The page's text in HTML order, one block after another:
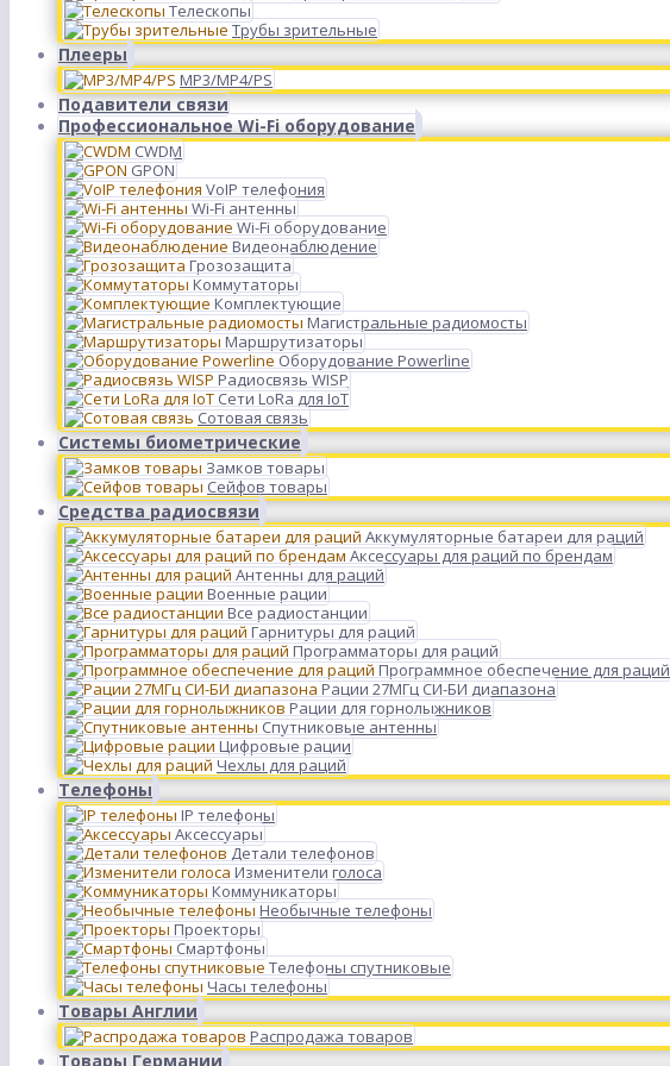
Телескопы
Трубы зрительные
Плееры
MP3/MP4/PS
Подавители связи
Профессиональное Wi-Fi оборудование
CWDM
GPON
VoIP телефония
Wi-Fi антенны
Wi-Fi оборудование
Видеонаблюдение
Грозозащита
Коммутаторы
Комплектующие
Магистральные радиомосты
Маршрутизаторы
Оборудование Powerline
Радиосвязь WISP
Сети LoRa для IoT
Сотовая связь
Системы биометрические
Замков товары
Сейфов товары
Средства радиосвязи
Аккумуляторные батареи для раций
Аксессуары для раций по брендам
Антенны для раций
Военные рации
Все радиостанции
Гарнитуры для раций
Программаторы для раций
Программное обеспечение для раций
Рации 27МГц СИ-БИ диапазона
Рации для горнолыжников
Спутниковые антенны
Цифровые рации
Чехлы для раций
Телефоны
IP телефоны
Аксессуары
Детали телефонов
Изменители голоса
Коммуникаторы
Необычные телефоны
Проекторы
Смартфоны
Телефоны спутниковые
Часы телефоны
Товары Англии
Распродажа товаров
Товары Германии